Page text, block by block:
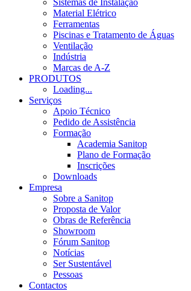
Sistemas de Instalação
Material Elétrico
Ferramentas
Piscinas e Tratamento de Águas
Ventilação
Indústria
Marcas de A-Z
PRODUTOS
Loading...
Serviços
Apoio Técnico
Pedido de Assistência
Formação
Academia Sanitop
Plano de Formação
Inscrições
Downloads
Empresa
Sobre a Sanitop
Proposta de Valor
Obras de Referência
Showroom
Fórum Sanitop
Notícias
Ser Sustentável
Pessoas
Contactos